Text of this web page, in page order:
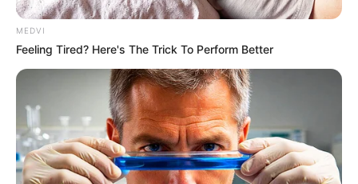
วันที่ 1 ส.ค. 2569 วันคล้ายวันสำเร็จ
มรรคผลพระโพธิสัตว์กวนอิม
MEDVI
Feeling Tired? Here's The Trick To Perform Better